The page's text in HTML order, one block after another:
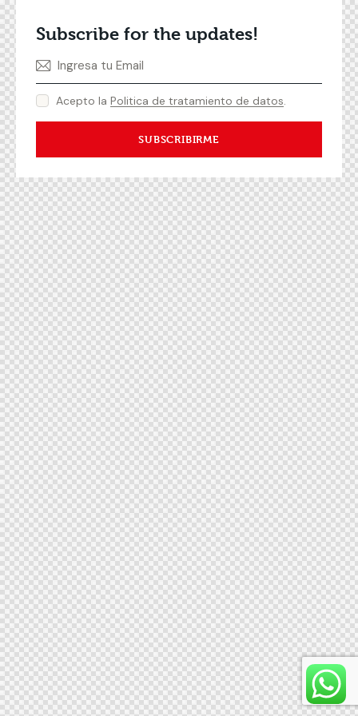
Subscribe for the updates!
SUBSCRIBIRME
Acepto la Politica de tratamiento de datos.